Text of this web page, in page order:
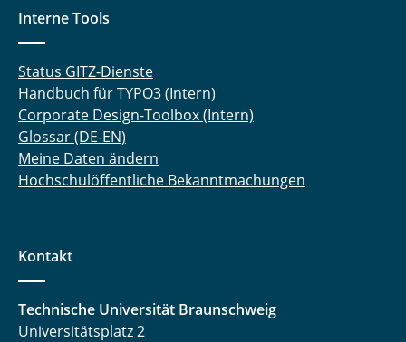
Interne Tools
Status GITZ-Dienste
Handbuch für TYPO3 (Intern)
Corporate Design-Toolbox (Intern)
Glossar (DE-EN)
Meine Daten ändern
Hochschulöffentliche Bekanntmachungen
Kontakt
Technische Universität Braunschweig
Universitätsplatz 2